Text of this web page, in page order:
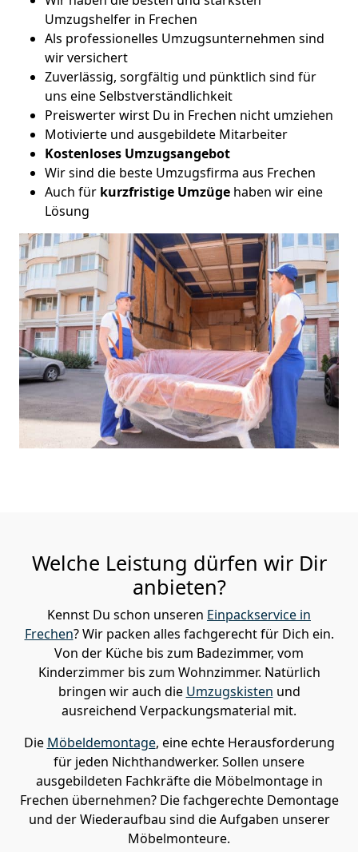
Umzugshelfer in Frechen
Als professionelles Umzugsunternehmen sind
wir versichert
Zuverlässig, sorgfältig und pünktlich sind für
uns eine Selbstverständlichkeit
Preiswerter wirst Du in Frechen nicht umziehen
Motivierte und ausgebildete Mitarbeiter
Kostenloses Umzugsangebot
Wir sind die beste Umzugsfirma aus Frechen
Auch für kurzfristige Umzüge haben wir eine
Lösung
Welche Leistung dürfen wir Dir
anbieten?
Kennst Du schon unseren Einpackservice in
Frechen? Wir packen alles fachgerecht für Dich ein.
Von der Küche bis zum Badezimmer, vom
Kinderzimmer bis zum Wohnzimmer. Natürlich
bringen wir auch die Umzugskisten und
ausreichend Verpackungsmaterial mit.
Die Möbeldemontage, eine echte Herausforderung
für jeden Nichthandwerker. Sollen unsere
ausgebildeten Fachkräfte die Möbelmontage in
Frechen übernehmen? Die fachgerechte Demontage
und der Wiederaufbau sind die Aufgaben unserer
Möbelmonteure.